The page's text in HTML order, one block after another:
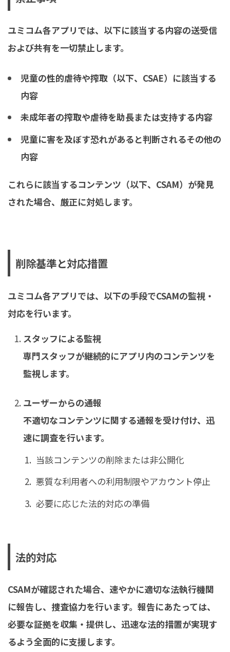
ユミコム各アプリでは、以下に該当する内容の送受信
および共有を一切禁止します。
児童の性的虐待や搾取（以下、CSAE）に該当する
内容
未成年者の搾取や虐待を助長または支持する内容
児童に害を及ぼす恐れがあると判断されるその他の
内容
これらに該当するコンテンツ（以下、CSAM）が発見
された場合、厳正に対処します。
削除基準と対応措置
ユミコム各アプリでは、以下の手段でCSAMの監視・
対応を行います。
スタッフによる監視
専門スタッフが継続的にアプリ内のコンテンツを
監視します。
ユーザーからの通報
不適切なコンテンツに関する通報を受け付け、迅
速に調査を行います。
当該コンテンツの削除または非公開化
悪質な利用者への利用制限やアカウント停止
必要に応じた法的対応の準備
法的対応
CSAMが確認された場合、速やかに適切な法執行機関
に報告し、捜査協力を行います。報告にあたっては、
必要な証拠を収集・提供し、迅速な法的措置が実現す
るよう全面的に支援します。